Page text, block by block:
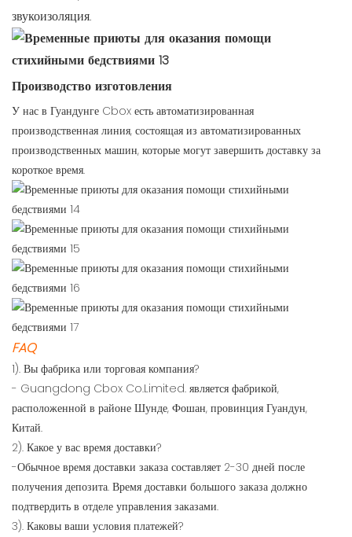
звукоизоляция.
Производство изготовления
У нас в Гуандунге Cbox есть автоматизированная
производственная линия, состоящая из автоматизированных
производственных машин, которые могут завершить доставку за
короткое время.
FAQ
1). Вы фабрика или торговая компания?
- Guangdong Cbox Co.Limited. является фабрикой,
расположенной в районе Шунде, Фошан, провинция Гуандун,
Китай.
2). Какое у вас время доставки?
-Обычное время доставки заказа составляет 2-30 дней после
получения депозита. Время доставки большого заказа должно
подтвердить в отделе управления заказами.
3). Каковы ваши условия платежей?